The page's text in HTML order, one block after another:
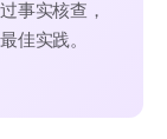
事实核查，
佳实践。